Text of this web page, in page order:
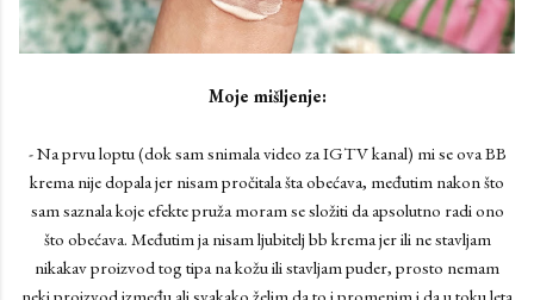
Moje mišljenje:
- Na prvu loptu (dok sam snimala video za IGTV kanal) mi se ova BB
krema nije dopala jer nisam pročitala šta obećava, međutim nakon što
sam saznala koje efekte pruža moram se složiti da apsolutno radi ono
što obećava. Međutim ja nisam ljubitelj bb krema jer ili ne stavljam
nikakav proizvod tog tipa na kožu ili stavljam puder, prosto nemam